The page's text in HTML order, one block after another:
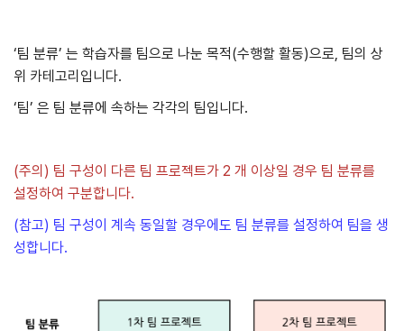
‘팀 분류’ 는 학습자를 팀으로 나눈 목적(수행할 활동)으로, 팀의 상
위 카테고리입니다.
‘팀’ 은 팀 분류에 속하는 각각의 팀입니다.
(주의) 팀 구성이 다른 팀 프로젝트가 2 개 이상일 경우 팀 분류를
설정하여 구분합니다.
(참고) 팀 구성이 계속 동일할 경우에도 팀 분류를 설정하여 팀을 생
성합니다.